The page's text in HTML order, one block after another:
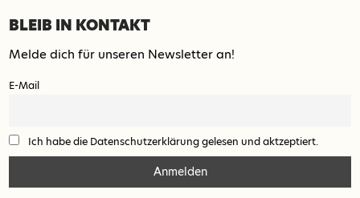
BLEIB IN KONTAKT
Melde dich für unseren Newsletter an!
E-Mail
Ich habe die Datenschutzerklärung gelesen und aktzeptiert.